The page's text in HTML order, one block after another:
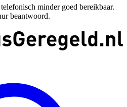
minder goed bereikbaar.
beantwoord.